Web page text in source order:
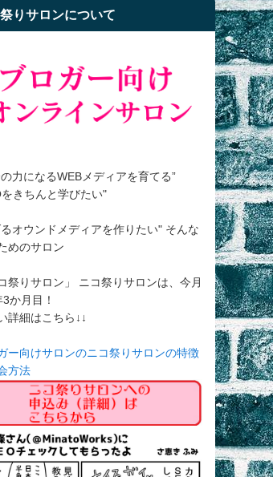
りサロンについて
力になるWEBメディアを育てる”
きちんと学びたい"
オウンドメディアを作りたい" そんな
めのサロン
コ祭りサロン」 ニコ祭りサロンは、今月
か月目！
詳細はこちら↓↓
ー向けサロンのニコ祭りサロンの特徴
方法